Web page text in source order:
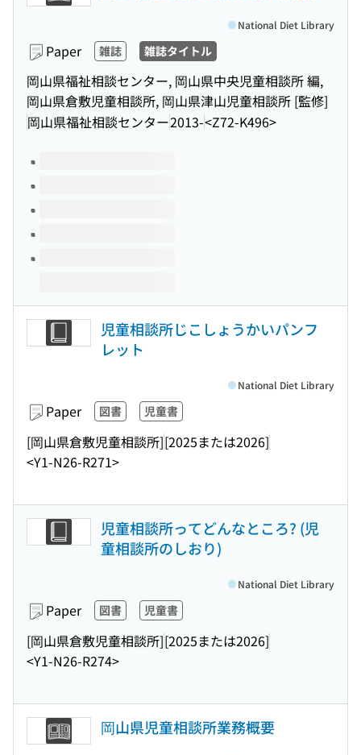
Paper 雑誌 雑誌タイトル
岡山県福祉相談センター, 岡山県中央児童相談所 編,
岡山県倉敷児童相談所, 岡山県津山児童相談所 [監修]
岡山県福祉相談センター2013-<Z72-K496>
National Diet Library
Volumes of this title
児童相談所じこしょうかいパンフ
レット
Paper 図書 児童書
[岡山県倉敷児童相談所][2025または2026]
<Y1-N26-R271>
National Diet Library
児童相談所ってどんなところ? (児
童相談所のしおり)
Paper 図書 児童書
[岡山県倉敷児童相談所][2025または2026]
<Y1-N26-R274>
National Diet Library
岡山県児童相談所業務概要